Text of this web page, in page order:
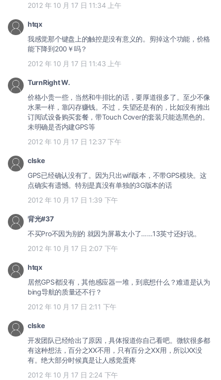
2012 年 10 月 17 日 11:34 上午
htqx
我感觉那个键盘上的触控是没有意义的。剪掉这个功能，价格
能下降到200￥吗？
2012 年 10 月 17 日 11:43 上午
TurnRight W.
价格小贵一些，当然和牛排比的话，要厚道很多了。至少不像
水果一样，靠闪存赚钱。不过，失望还是有的，比如没有推出
订阅试设备购买套餐，带Touch Cover的套装只能选黑色的。
未明确是否内建GPS等
2012 年 10 月 17 日 12:37 下午
clske
GPS已经确认没有了。因为只出wifi版本，不带GPS模块。这
点确实有遗憾。特别是真没有单独的3G版本的话
2012 年 10 月 17 日 1:39 下午
背光#37
不买Pro不因为别的 就因为屏幕太小了……13英寸还好说。
2012 年 10 月 17 日 2:07 下午
htqx
居然GPS都没有，其他感应器一堆，到底想什么？难道是认为
bing导航的质量还不行？
2012 年 10 月 17 日 2:11 下午
clske
开发团队已经给出了原因，具体报道你自己看吧。微软很多都
有这种想法，百分之XX不用，只有百分之XX用，所以XX没
有。绝大部分时候真是让人感觉蛋疼
2012 年 10 月 17 日 2:24 下午